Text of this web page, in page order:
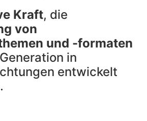
Kraft, die
von
und -formaten
in
entwickelt